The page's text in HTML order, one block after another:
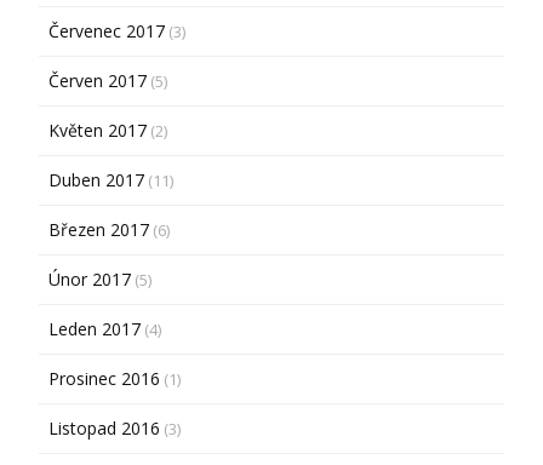
Červenec 2017 (3)
Červen 2017 (5)
Květen 2017 (2)
Duben 2017 (11)
Březen 2017 (6)
Únor 2017 (5)
Leden 2017 (4)
Prosinec 2016 (1)
Listopad 2016 (3)